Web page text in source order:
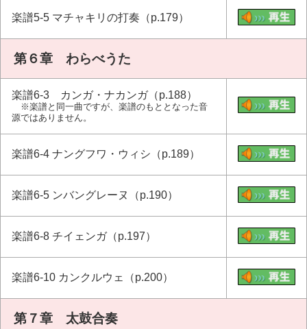
楽譜5-5 マチャキリの打奏（p.179）
第６章 わらべうた
楽譜6-3 カンガ・ナカンガ（p.188）
※楽譜と同一曲ですが、楽譜のもととなった音
源ではありません。
楽譜6-4 ナングフワ・ウィシ（p.189）
楽譜6-5 ンバングレーヌ（p.190）
楽譜6-8 チイェンガ（p.197）
楽譜6-10 カンクルウェ（p.200）
第７章 太鼓合奏